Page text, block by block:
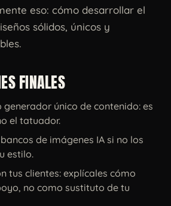
eso: cómo desarrollar el
sólidos, únicos y
FINALES
generador único de contenido: es
el tatuador.
de imágenes IA si no los
estilo.
tus clientes: explícales cómo
no como sustituto de tu